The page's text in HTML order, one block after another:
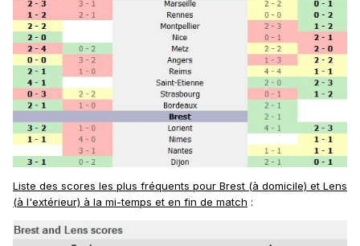
Liste des scores les plus fréquents pour Brest (à domicile) et Lens
(à l'extérieur) à la mi-temps et en fin de match :